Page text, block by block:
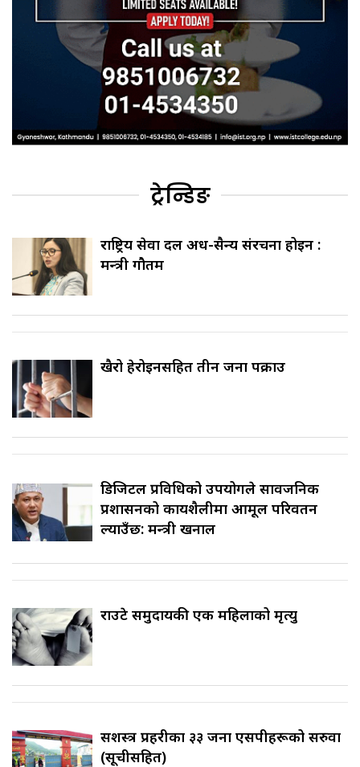
ट्रेन्डिङ
राष्ट्रिय सेवा दल अर्ध-सैन्य संरचना होइन :
मन्त्री गौतम
खैरो हेरोइनसहित तीन जना पक्राउ
डिजिटल प्रविधिको उपयोगले सार्वजनिक
प्रशासनको कार्यशैलीमा आमूल परिवर्तन
ल्याउँछ: मन्त्री खनाल
राउटे समुदायकी एक महिलाको मृत्यु
सशस्त्र प्रहरीका ३३ जना एसपीहरूको सरुवा
(सूचीसहित)